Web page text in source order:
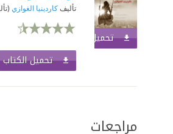
تحميل الكتاب اشترك الآن
تأليفكاردينيا الغوازي
تحميل الكتاب
مراجعات